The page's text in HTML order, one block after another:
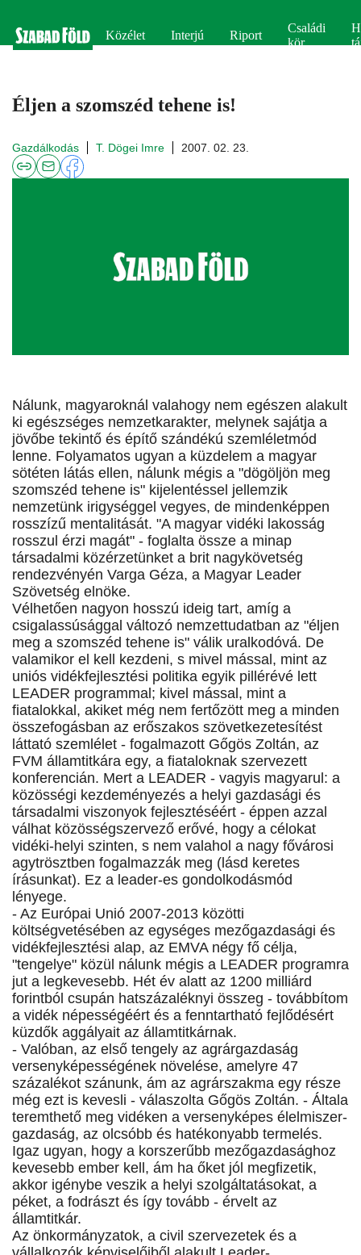
Közélet Interjú Riport
Családi
kör
Éljen a szomszéd tehene is!
Gazdálkodás T. Dögei Imre 2007. 02. 23.
Nálunk, magyaroknál valahogy nem egészen alakult
ki egészséges nemzetkarakter, melynek sajátja a
jövőbe tekintő és építő szándékú szemléletmód
lenne. Folyamatos ugyan a küzdelem a magyar
sötéten látás ellen, nálunk mégis a "dögöljön meg
szomszéd tehene is" kijelentéssel jellemzik
nemzetünk irigységgel vegyes, de mindenképpen
rosszízű mentalitását. "A magyar vidéki lakosság
rosszul érzi magát" - foglalta össze a minap
társadalmi közérzetünket a brit nagykövetség
rendezvényén Varga Géza, a Magyar Leader
Szövetség elnöke.
Vélhetően nagyon hosszú ideig tart, amíg a
csigalassúsággal változó nemzettudatban az "éljen
meg a szomszéd tehene is" válik uralkodóvá. De
valamikor el kell kezdeni, s mivel mással, mint az
uniós vidékfejlesztési politika egyik pillérévé lett
LEADER programmal; kivel mással, mint a
fiatalokkal, akiket még nem fertőzött meg a minden
összefogásban az erőszakos szövetkezetesítést
láttató szemlélet - fogalmazott Gőgös Zoltán, az
FVM államtitkára egy, a fiataloknak szervezett
konferencián. Mert a LEADER - vagyis magyarul: a
közösségi kezdeményezés a helyi gazdasági és
társadalmi viszonyok fejlesztéséért - éppen azzal
válhat közösségszervező erővé, hogy a célokat
vidéki-helyi szinten, s nem valahol a nagy fővárosi
agytrösztben fogalmazzák meg (lásd keretes
írásunkat). Ez a leader-es gondolkodásmód
lényege.
- Az Európai Unió 2007-2013 közötti
költségvetésében az egységes mezőgazdasági és
vidékfejlesztési alap, az EMVA négy fő célja,
"tengelye" közül nálunk mégis a LEADER programra
jut a legkevesebb. Hét év alatt az 1200 milliárd
forintból csupán hatszázaléknyi összeg - továbbítom
a vidék népességéért és a fenntartható fejlődésért
küzdők aggályait az államtitkárnak.
- Valóban, az első tengely az agrárgazdaság
versenyképességének növelése, amelyre 47
százalékot szánunk, ám az agrárszakma egy része
még ezt is kevesli - válaszolta Gőgös Zoltán. - Általa
teremthető meg vidéken a versenyképes élelmiszer-
gazdaság, az olcsóbb és hatékonyabb termelés.
Igaz ugyan, hogy a korszerűbb mezőgazdasághoz
kevesebb ember kell, ám ha őket jól megfizetik,
akkor igénybe veszik a helyi szolgáltatásokat, a
péket, a fodrászt és így tovább - érvelt az
államtitkár.
Az önkormányzatok, a civil szervezetek és a